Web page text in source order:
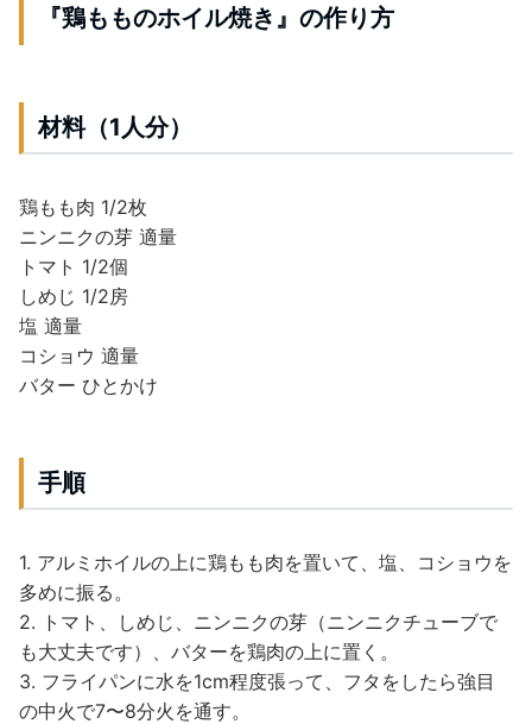
『鶏もものホイル焼き』の作り方
材料（1人分）
鶏もも肉 1/2枚
ニンニクの芽 適量
トマト 1/2個
しめじ 1/2房
塩 適量
コショウ 適量
バター ひとかけ
手順
1. アルミホイルの上に鶏もも肉を置いて、塩、コショウを
多めに振る。
2. トマト、しめじ、ニンニクの芽（ニンニクチューブで
も大丈夫です）、バターを鶏肉の上に置く。
3. フライパンに水を1cm程度張って、フタをしたら強目
の中火で7〜8分火を通す。